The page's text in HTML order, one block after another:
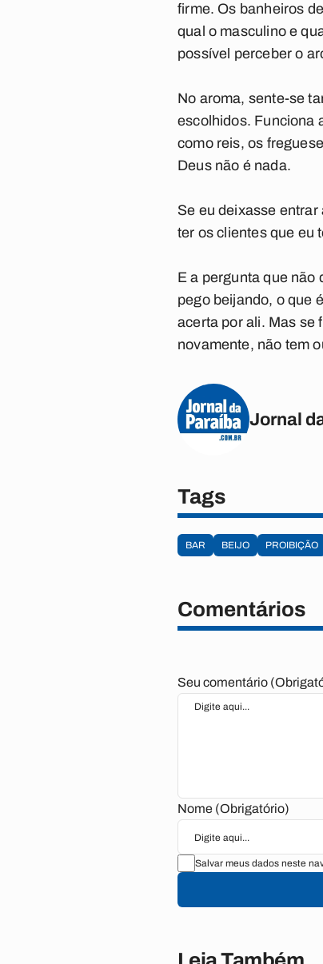
firme. Os banheiros
qual o masculino e
possível perceber o
No aroma, sente-se
escolhidos. Funciona
como reis, os
Deus não é nada.
Se eu deixasse
ter os clientes que eu
E a pergunta que não
pego beijando, o que
acerta por ali. Mas se
novamente, não tem
Jornal
Tags
BAR BEIJO PROIBIÇÃO
Comentários
Seu comentário
Nome (Obrigatório)
Salvar meus dados neste